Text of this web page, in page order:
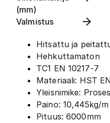
(mm)
Valmistus
Hitsattu ja
Hehkuttamaton
TC1 EN 10217-7
Materiaali: HST
Yleisnimike:
Paino: 10,445kg/m
Pituus: 6000mm